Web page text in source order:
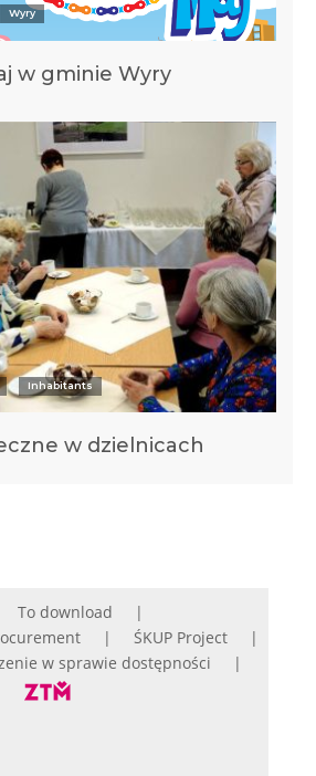
Wyry
w gminie Wyry
Inhabitants
w dzielnicach
To download
ŚKUP Project
w sprawie dostępności